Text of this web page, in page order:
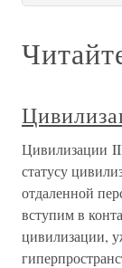
Цивилизации
статусу
отдаленной
вступим в
цивилизации,